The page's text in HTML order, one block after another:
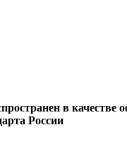
в качестве
России